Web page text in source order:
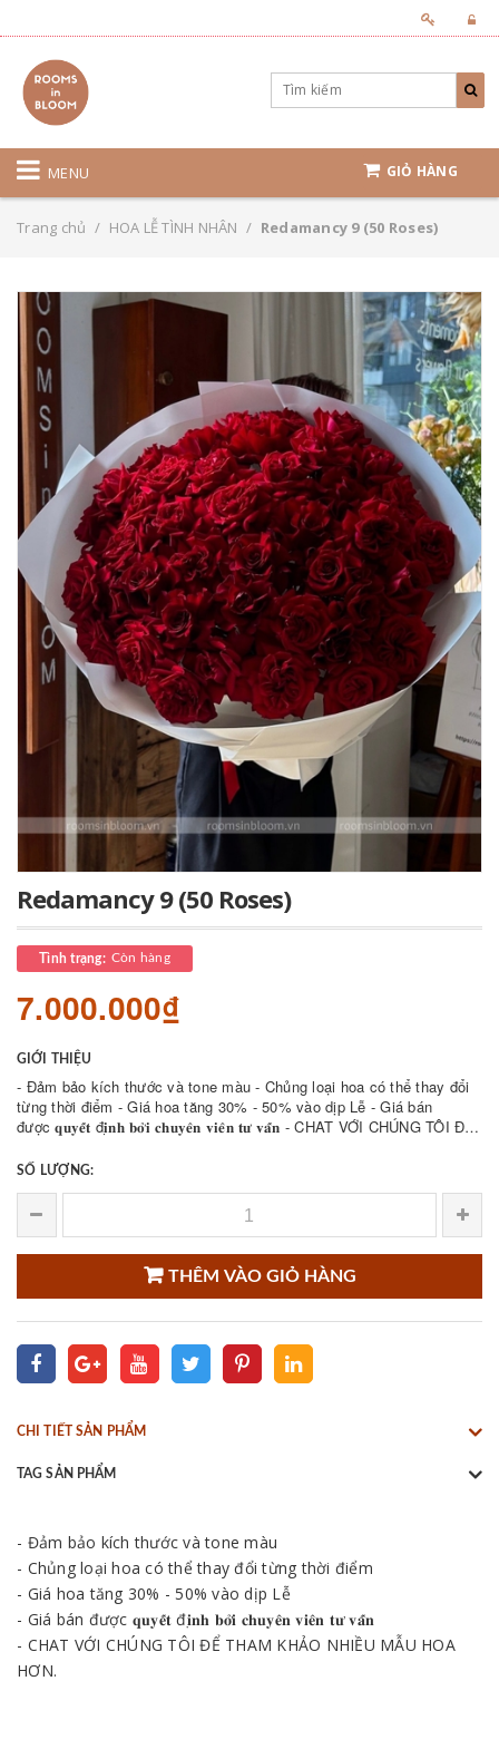
MENU GIỎ HÀNG
Trang chủ / HOA LỄ TÌNH NHÂN / Redamancy 9 (50 Roses)
Redamancy 9 (50 Roses)
Tình trạng: Còn hàng
7.000.000₫
GIỚI THIỆU
- Đảm bảo kích thước và tone màu - Chủng loại hoa có thể thay đổi
từng thời điểm - Giá hoa tăng 30% - 50% vào dịp Lễ - Giá bán
được 𝐪𝐮𝐲𝐞̂́𝐭 đ𝐢̣𝐧𝐡 𝐛𝐨̛̉𝐢 𝐜𝐡𝐮𝐲𝐞̂𝐧 𝐯𝐢𝐞̂𝐧 𝐭𝐮̛ 𝐯𝐚̂́𝐧 - CHAT VỚI CHÚNG TÔI ĐỂ
SỐ LƯỢNG:
THÊM VÀO GIỎ HÀNG
CHI TIẾT SẢN PHẨM
TAG SẢN PHẨM
- Đảm bảo kích thước và tone màu
- Chủng loại hoa có thể thay đổi từng thời điểm
- Giá hoa tăng 30% - 50% vào dịp Lễ
- Giá bán được 𝐪𝐮𝐲𝐞̂́𝐭 đ𝐢̣𝐧𝐡 𝐛𝐨̛̉𝐢 𝐜𝐡𝐮𝐲𝐞̂𝐧 𝐯𝐢𝐞̂𝐧 𝐭𝐮̛ 𝐯𝐚̂́𝐧
- CHAT VỚI CHÚNG TÔI ĐỂ THAM KHẢO NHIỀU MẪU HOA
HƠN.